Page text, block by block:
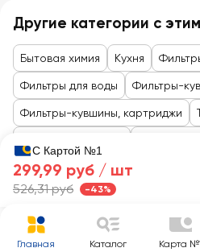
Другие категории с
Бытовая химия Кухня
Фильтры для воды Фильтры-
Фильтры-кувшины, картриджи
С Картой №1
299,99 руб / шт
526,31 руб -43%
Главная Каталог Карта